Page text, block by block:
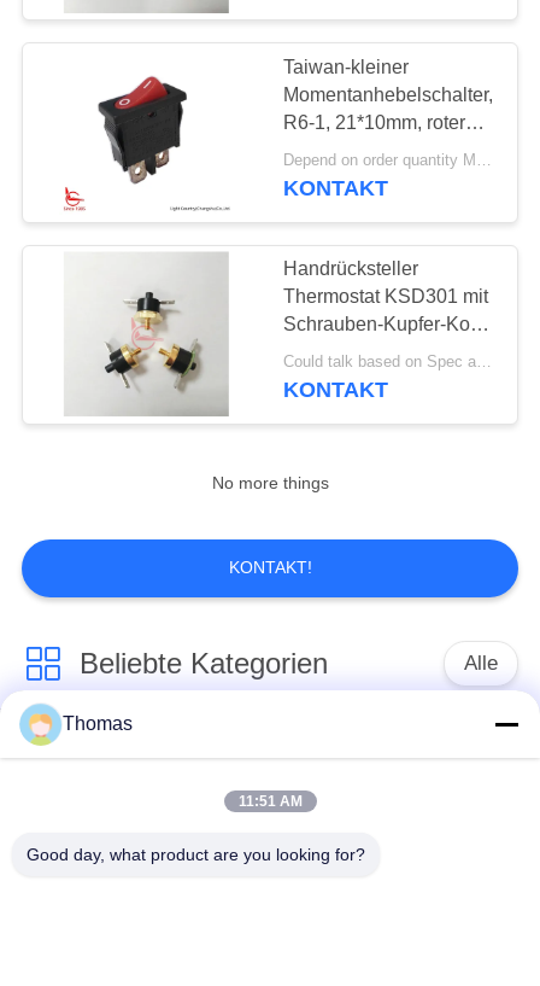
SITEMAP
PRIVACY
POLICY
Taiwan-kleiner
Momentanhebelschalter,
R6-1, 21*10mm, roter
Knopf, SPST, 6A 250V
Depend on order quantity MOQ:3000pcs
KONTAKT
Handrücksteller
Thermostat KSD301 mit
Schrauben-Kupfer-Kopf
für Kaffeemaschine
Could talk based on Spec and Qty. MOQ:1000ea
KONTAKT
No more things
KONTAKT!
Beliebte Kategorien Alle
Zurücksetzens
Thomas
11:51 AM
Good day, what product are you looking for?